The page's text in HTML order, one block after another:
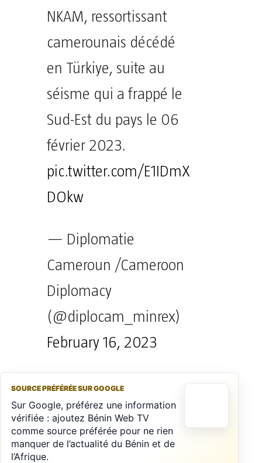
NKAM, ressortissant
camerounais décédé
en Türkiye, suite au
séisme qui a frappé le
Sud-Est du pays le 06
février 2023.
pic.twitter.com/E1IDmX
DOkw
— Diplomatie
Cameroun /Cameroon
Diplomacy
(@diplocam_minrex)
February 16, 2023
SOURCE PRÉFÉRÉE SUR GOOGLE
Sur Google, préférez une information
vérifiée : ajoutez Bénin Web TV
comme source préférée pour ne rien
manquer de l’actualité du Bénin et de
l’Afrique.